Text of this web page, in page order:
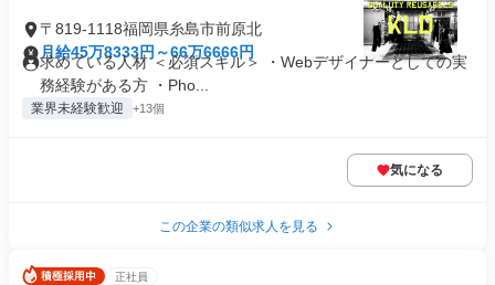
〒819-1118福岡県糸島市前原北
月給45万8333円～66万6666円
求めている人材 ＜必須スキル＞ ・Webデザイナーとしての実
務経験がある方 ・Pho...
業界未経験歓迎 +13個
気になる
この企業の類似求人を見る
正社員